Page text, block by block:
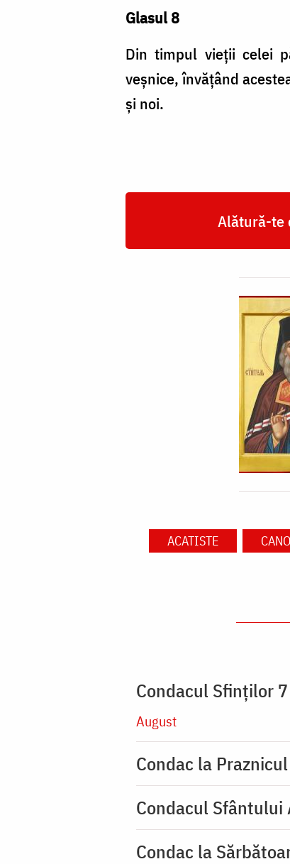
Glasul 8
Din timpul vieții celei
veșnice, învățând
și noi.
Alătură-te
ACATISTE
Condacul Sfinţilor
August
Condac la
Condacul
Condac la